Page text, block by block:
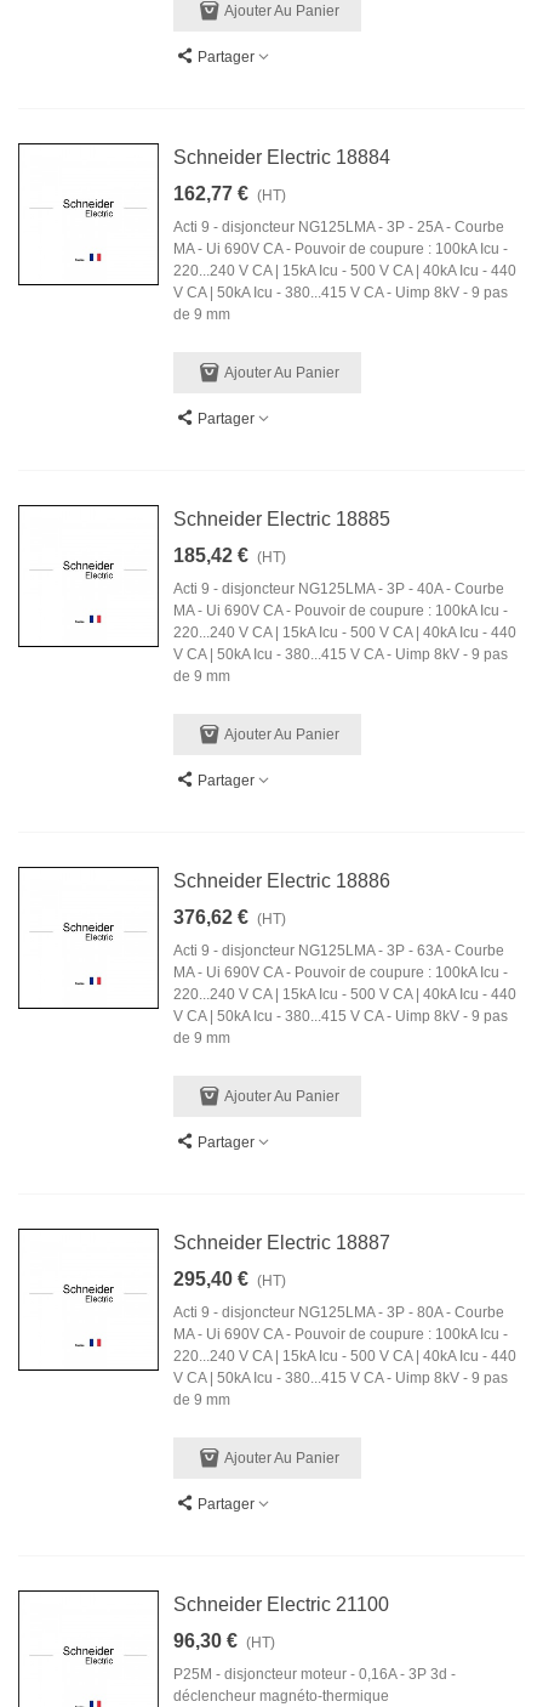
Ajouter Au Panier
Partager
Schneider Electric 18884
162,77 € (HT)
Acti 9 - disjoncteur NG125LMA - 3P - 25A - Courbe
MA - Ui 690V CA - Pouvoir de coupure : 100kA Icu -
220...240 V CA | 15kA Icu - 500 V CA | 40kA Icu - 440
V CA | 50kA Icu - 380...415 V CA - Uimp 8kV - 9 pas
de 9 mm
Ajouter Au Panier
Partager
Schneider Electric 18885
185,42 € (HT)
Acti 9 - disjoncteur NG125LMA - 3P - 40A - Courbe
MA - Ui 690V CA - Pouvoir de coupure : 100kA Icu -
220...240 V CA | 15kA Icu - 500 V CA | 40kA Icu - 440
V CA | 50kA Icu - 380...415 V CA - Uimp 8kV - 9 pas
de 9 mm
Ajouter Au Panier
Partager
Schneider Electric 18886
376,62 € (HT)
Acti 9 - disjoncteur NG125LMA - 3P - 63A - Courbe
MA - Ui 690V CA - Pouvoir de coupure : 100kA Icu -
220...240 V CA | 15kA Icu - 500 V CA | 40kA Icu - 440
V CA | 50kA Icu - 380...415 V CA - Uimp 8kV - 9 pas
de 9 mm
Ajouter Au Panier
Partager
Schneider Electric 18887
295,40 € (HT)
Acti 9 - disjoncteur NG125LMA - 3P - 80A - Courbe
MA - Ui 690V CA - Pouvoir de coupure : 100kA Icu -
220...240 V CA | 15kA Icu - 500 V CA | 40kA Icu - 440
V CA | 50kA Icu - 380...415 V CA - Uimp 8kV - 9 pas
de 9 mm
Ajouter Au Panier
Partager
Schneider Electric 21100
96,30 € (HT)
P25M - disjoncteur moteur - 0,16A - 3P 3d -
déclencheur magnéto-thermique